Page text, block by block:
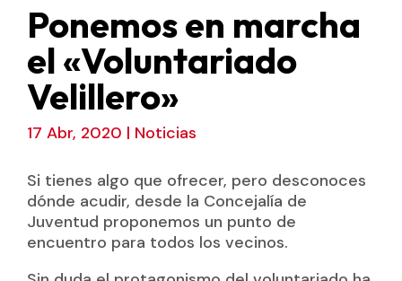
Ponemos en marcha
el «Voluntariado
Velillero»
17 Abr, 2020 | Noticias
Si tienes algo que ofrecer, pero desconoces
dónde acudir, desde la Concejalía de
Juventud proponemos un punto de
encuentro para todos los vecinos.